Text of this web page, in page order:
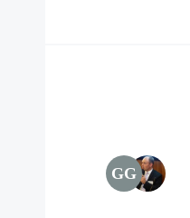
GG